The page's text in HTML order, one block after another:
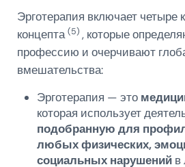
Эрготерапия включает четыре
концепта(5) , которые
профессию и очерчивают
вмешательства:
Эрготерапия — это
которая использует
подобранную для
любых физических,
социальных нарушений в